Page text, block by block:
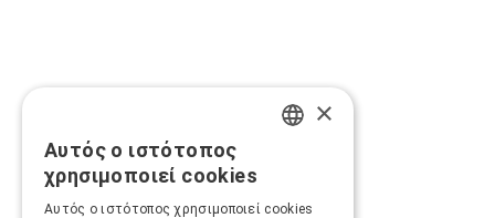
×
Αυτός ο ιστότοπος
χρησιμοποιεί cookies
Αυτός ο ιστότοπος χρησιμοποιεί cookies